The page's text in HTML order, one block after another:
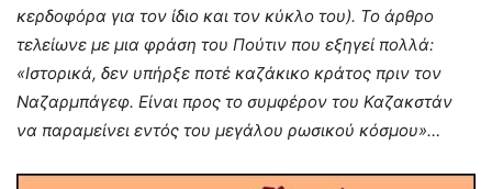
κερδοφόρα για τον ίδιο και τον κύκλο του). Το άρθρο
τελείωνε με μια φράση του Πούτιν που εξηγεί πολλά:
«Ιστορικά, δεν υπήρξε ποτέ καζάκικο κράτος πριν τον
Ναζαρμπάγεφ. Είναι προς το συμφέρον του Καζακστάν
να παραμείνει εντός του μεγάλου ρωσικού κόσμου»…